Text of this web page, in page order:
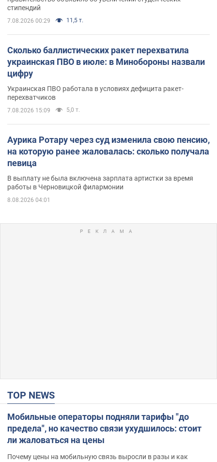
стипендий
7.08.2026 00:29 11,5 т.
Сколько баллистических ракет перехватила
украинская ПВО в июле: в Минобороны назвали
цифру
Украинская ПВО работала в условиях дефицита ракет-
перехватчиков
7.08.2026 15:09 5,0 т.
Аурика Ротару через суд изменила свою пенсию,
на которую ранее жаловалась: сколько получала
певица
В выплату не была включена зарплата артистки за время
работы в Черновицкой филармонии
8.08.2026 04:01
TOP NEWS
Мобильные операторы подняли тарифы "до
предела", но качество связи ухудшилось: стоит
ли жаловаться на цены
Почему цены на мобильную связь выросли в разы и как